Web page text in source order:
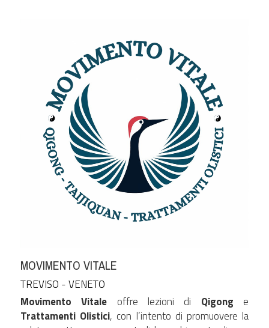
MOVIMENTO VITALE
TREVISO - VENETO
Movimento Vitale offre lezioni di Qigong
Trattamenti Olistici, con l’intento di promuovere la